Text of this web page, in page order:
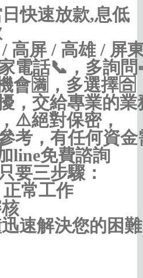
快速放款,息低
高屏 / 高雄 / 屏
電話📞，多詢問
會🈵，多選擇🈴
，交給專業的業
⚠️絕對保密，
考，有任何資金
line免費諮詢
要三步驟：
常工作
速解決您的困難